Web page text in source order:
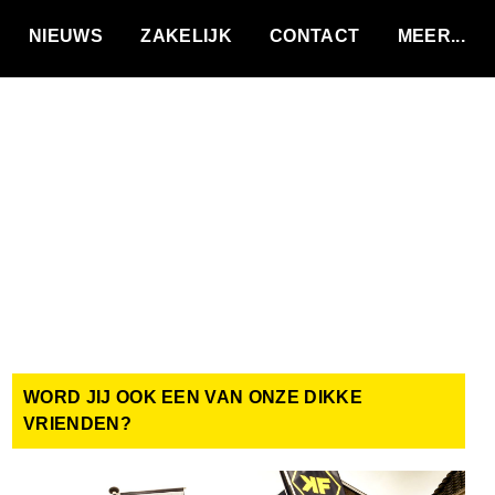
NIEUWS ZAKELIJK CONTACT
WORD JIJ OOK EEN VAN ONZE DIKKE
VRIENDEN?